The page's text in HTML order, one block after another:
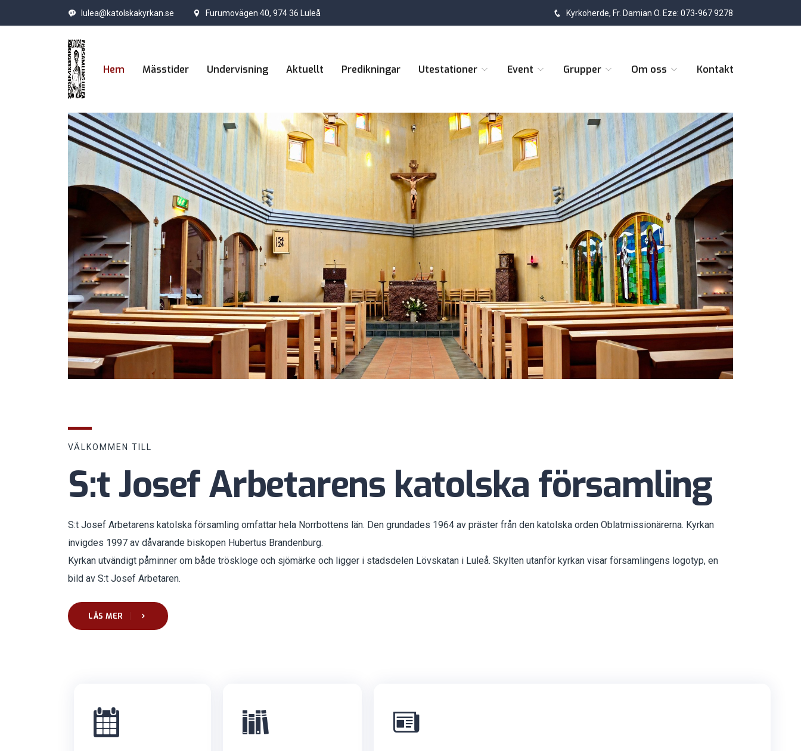
lulea@katolskakyrkan.se Furumovägen 40, 974 36 Luleå Kyrkoherde, Fr. Damian O. Eze: 073-967 9278
Hem Mässtider Undervisning Aktuellt Predikningar Utestationer Event Grupper Om oss Kontakt
VÄLKOMMEN TILL
S:t Josef Arbetarens katolska församling
S:t Josef Arbetarens katolska församling omfattar hela Norrbottens län. Den grundades 1964 av präster från den katolska orden Oblatmissionärerna. Kyrkan
invigdes 1997 av dåvarande biskopen Hubertus Brandenburg.
Kyrkan utvändigt påminner om både tröskloge och sjömärke och ligger i stadsdelen Lövskatan i Luleå. Skylten utanför kyrkan visar församlingens logotyp, en
bild av S:t Josef Arbetaren.
LÄS MER